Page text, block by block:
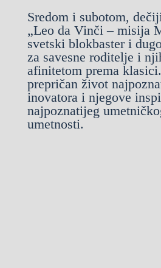
Sredom i subotom,
„Leo da Vinči – misija
svetski blokbaster i
za savesne roditelje i
afinitetom prema
prepričan život
inovatora i njegove
najpoznatijeg
umetnosti.